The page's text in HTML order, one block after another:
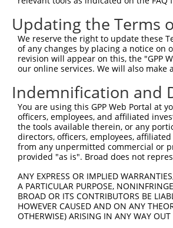
Updating the Terms
We reserve the right to update these
of any changes by placing a notice on
revision will appear on this, the "GPP
our online services. We will also
Indemnification and
You are using this GPP Web Portal at
officers, employees, and affiliated
the tools available therein, or any
directors, officers, employees,
from any unpermitted commercial or
provided "as is". Broad does not
ANY EXPRESS OR IMPLIED
A PARTICULAR PURPOSE,
BROAD OR ITS CONTRIBUTORS BE
HOWEVER CAUSED AND ON ANY
OTHERWISE) ARISING IN ANY WAY